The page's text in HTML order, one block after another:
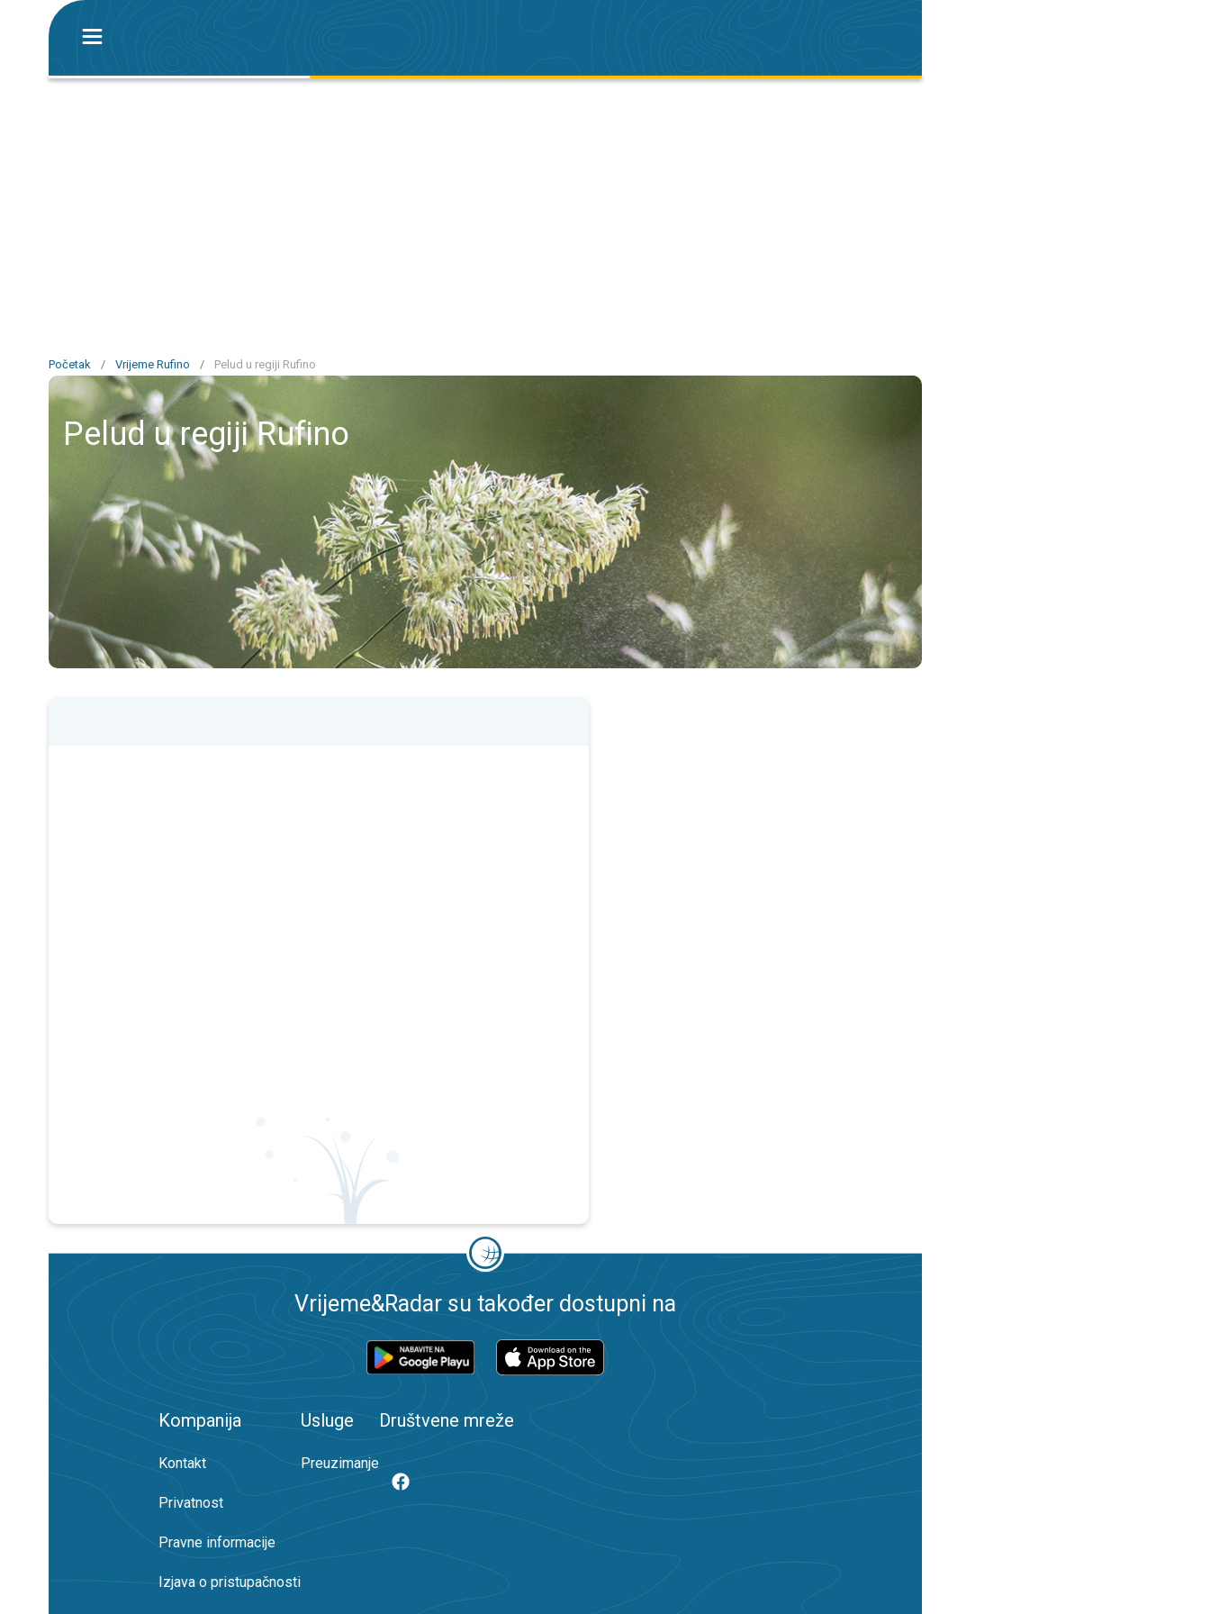
Početak / Vrijeme Rufino / Pelud u regiji Rufino
Pelud u regiji Rufino
Vrijeme&Radar su također dostupni na
Kompanija
Kontakt
Privatnost
Pravne informacije
Izjava o pristupačnosti
Usluge
Preuzimanje
Društvene mreže